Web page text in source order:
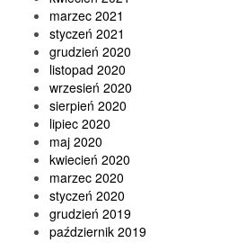
marzec 2021
styczeń 2021
grudzień 2020
listopad 2020
wrzesień 2020
sierpień 2020
lipiec 2020
maj 2020
kwiecień 2020
marzec 2020
styczeń 2020
grudzień 2019
październik 2019